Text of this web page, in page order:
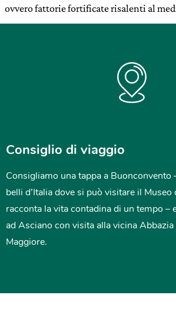
ovvero fattorie fortificate risalenti al
Consiglio di viaggio
Consigliamo una tappa a Buonconvento
belli d’Italia dove si può visitare il Museo
racconta la vita contadina di un tempo –
ad Asciano con visita alla vicina
Maggiore.